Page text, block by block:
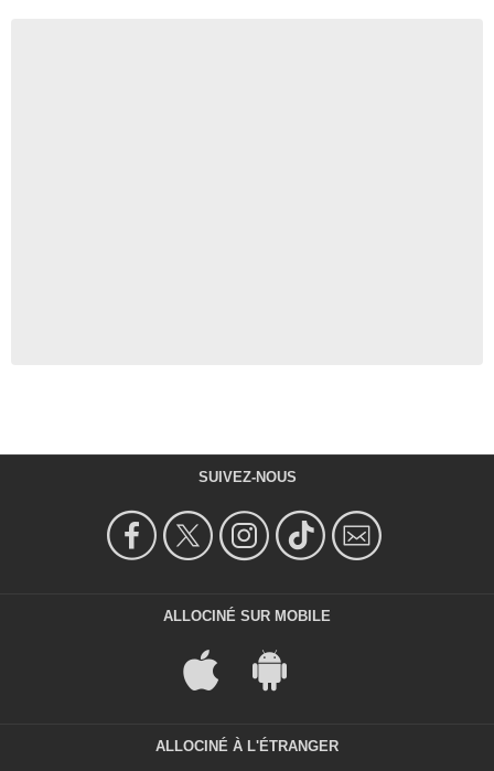
SUIVEZ-NOUS
ALLOCINÉ SUR MOBILE
ALLOCINÉ À L'ÉTRANGER